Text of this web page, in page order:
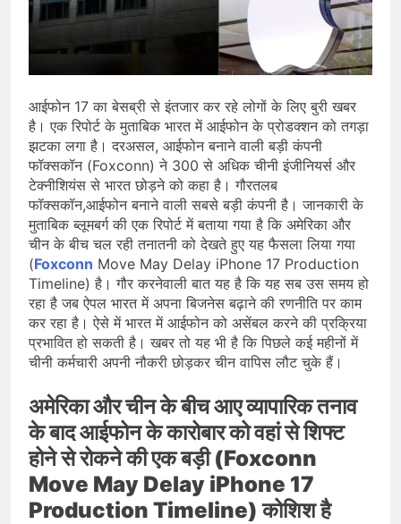
सोने के भाव में तेजी, 18K, 22K और 24K
गोल्ड के रेट पर निवेशकों की नजर
राष्ट्रीय | रांची में छात्र आंदोलन के दौरान
AISA अध्यक्ष नेहा बोरा पर फेंकी गई स्याही,
आरोपी हिरासत में
| World U20 Athletics: भारत का खाता
खुला, Ashish Yadav ने पुरुषों की Javelin
में जीता Silver Medal
August 8, 2026
आईफोन 17 का बेसब्री से इंतजार कर रहे लोगों के लिए बुरी खबर
है। एक रिपोर्ट के मुताबिक भारत में आईफोन के प्रोडक्शन को तगड़ा
झटका लगा है। दरअसल, आईफोन बनाने वाली बड़ी कंपनी
फॉक्सकॉन (Foxconn) ने 300 से अधिक चीनी इंजीनियर्स और
टेक्नीशियंस से भारत छोड़ने को कहा है। गौरतलब
फॉक्सकॉन,आईफोन बनाने वाली सबसे बड़ी कंपनी है। जानकारी के
मुताबिक ब्लूमबर्ग की एक रिपोर्ट में बताया गया है कि अमेरिका और
चीन के बीच चल रही तनातनी को देखते हुए यह फैसला लिया गया
(Foxconn Move May Delay iPhone 17 Production
Timeline) है। गौर करनेवाली बात यह है कि यह सब उस समय हो
रहा है जब ऐपल भारत में अपना बिजनेस बढ़ाने की रणनीति पर काम
कर रहा है। ऐसे में भारत में आईफोन को असेंबल करने की प्रक्रिया
प्रभावित हो सकती है। खबर तो यह भी है कि पिछले कई महीनों में
चीनी कर्मचारी अपनी नौकरी छोड़कर चीन वापिस लौट चुके हैं।
अमेरिका और चीन के बीच आए व्यापारिक तनाव
के बाद आईफोन के कारोबार को वहां से शिफ्ट
होने से रोकने की एक बड़ी (Foxconn
Move May Delay iPhone 17
Production Timeline) कोशिश है